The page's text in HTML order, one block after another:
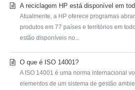
A reciclagem HP está disponível em
Atualmente, a HP oferece programas
produtos em 77 países e territórios em
estão disponíveis no...
O que é ISO 14001?
A ISO 14001 é uma norma internacional
elementos de um sistema de gestão